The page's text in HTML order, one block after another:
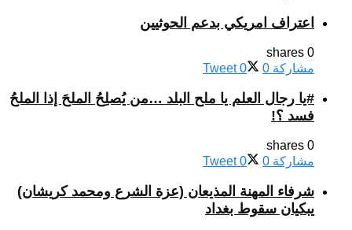
اعتراف امريكي بدعم الحوثيين
0 shares
مشاركة 0
Tweet 0
#يا رجال العلم يا ملح البلد …من يُصلِحُ الملحَ إذا الملحُ
فسد ؟!
0 shares
مشاركة 0
Tweet 0
شرفاء المهنة المذيعان (عزة الشرع ومحمد كريشان)
يبكيان سقوط بغداد